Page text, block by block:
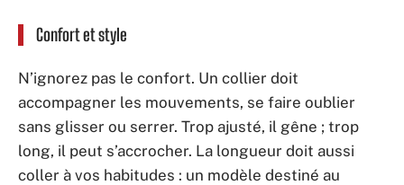
Confort et style
N’ignorez pas le confort. Un collier doit
accompagner les mouvements, se faire oublier
sans glisser ou serrer. Trop ajusté, il gêne ; trop
long, il peut s’accrocher. La longueur doit aussi
coller à vos habitudes : un modèle destiné au